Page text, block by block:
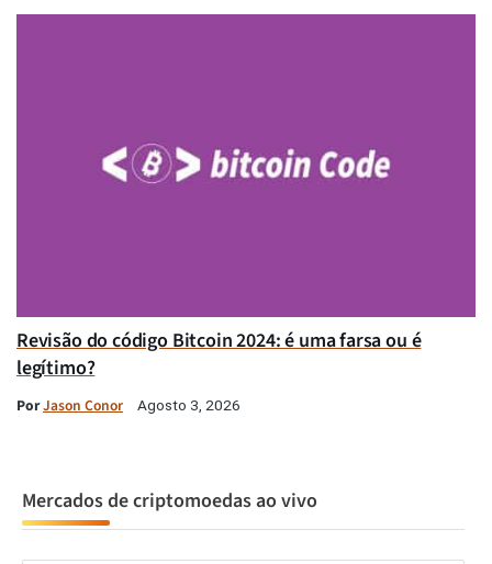
Revisão do código Bitcoin 2024: é uma farsa ou é
legítimo?
PorJason Conor Agosto 3, 2026
Mercados de criptomoedas ao vivo